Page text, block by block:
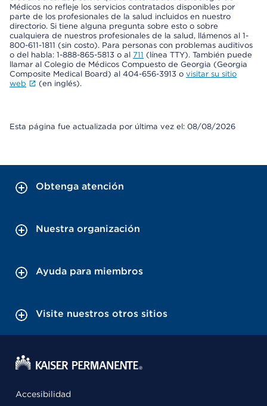
Médicos no refleje los servicios contratados disponibles por
parte de los profesionales de la salud incluidos en nuestro
directorio. Si tiene alguna pregunta sobre esto o sobre
cualquiera de nuestros profesionales de la salud, llámenos al 1-
800-611-1811 (sin costo). Para personas con problemas auditivos
o del habla: 1-888-865-5813 o al 711 (línea TTY). También puede
llamar al Colegio de Médicos Compuesto de Georgia (Georgia
Composite Medical Board) al 404-656-3913 o visitar su sitio
web
(en inglés).
Esta página fue actualizada por última vez el: 08/08/2026
Obtenga atención
Nuestra organización
Ayuda para miembros
Visite nuestros otros sitios
Accesibilidad